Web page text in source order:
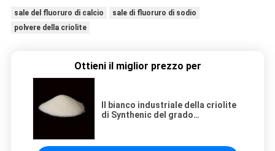
sale del fluoruro di calcio
sale di fluoruro di sodio
polvere della criolite
Ottieni il miglior prezzo per
Il bianco industriale della criolite
di Synthenic del grado